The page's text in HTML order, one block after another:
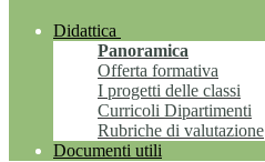
Didattica
Panoramica
Offerta formativa
I progetti delle classi
Curricoli Dipartimenti
Rubriche di valutazione
Documenti utili